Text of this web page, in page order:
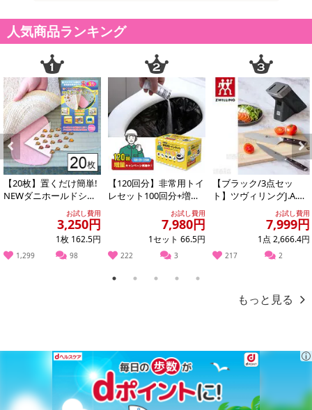
【キャンセルについて】
※お申込み後のキャンセルはお受けできません。
記載されている内容を必ずご確認いただき、お届けする商品セット
にご納得いただきましたうえでお申し込みください。
※パッケージ変更や商品リニューアル(成分など含む)等により、参考
の掲載画像や画像内のバーコードなど、お届け商品と多少異なる場
合がございます。
また、[新たな加工食品の原料原産地表示制度]の経過措置期間の終
了により、商品詳細内に記載の原産国・原材料の表記が旧表記の場
合がございます。
あらかじめご了承いただいた上でお申込みください。なお、本理由
によるお申込み後のキャンセル・返品交換は対応いたしかねます。
【お支払いについて】
※送料はお試し費用に含まれております。
※会員様のご都合でお受取りいただけない場合、商品の再発送や返
金はいたしかねます。
人気商品ランキング
Previous
【20枚】置くだけ簡単!
NEWダニホールドシー
お試し費用
3,250円
1枚 162.5円
1,299 98
【120回分】非常用トイ
レセット100回分+増量2
お試し費用
7,980円
1セット 66.5円
222 3
【ブラック/3点セッ
ト】ツヴィリングJ.A.ヘ
ンケルス/ツヴィリング
お試し費用
7,999円
1点 2,666.4円
217 2
Next
1 2 3 4 5
もっと見る